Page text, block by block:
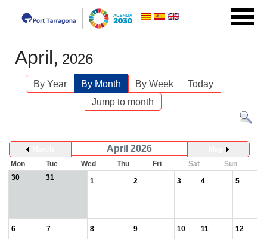
April, 2026
By Year By Month By Week
Today
Jump to month
April 2026
Mon
Tue Wed Thu Fri Sat
Sun
30
31 1 2 3 4 5
6 7 8 9 10 11 12